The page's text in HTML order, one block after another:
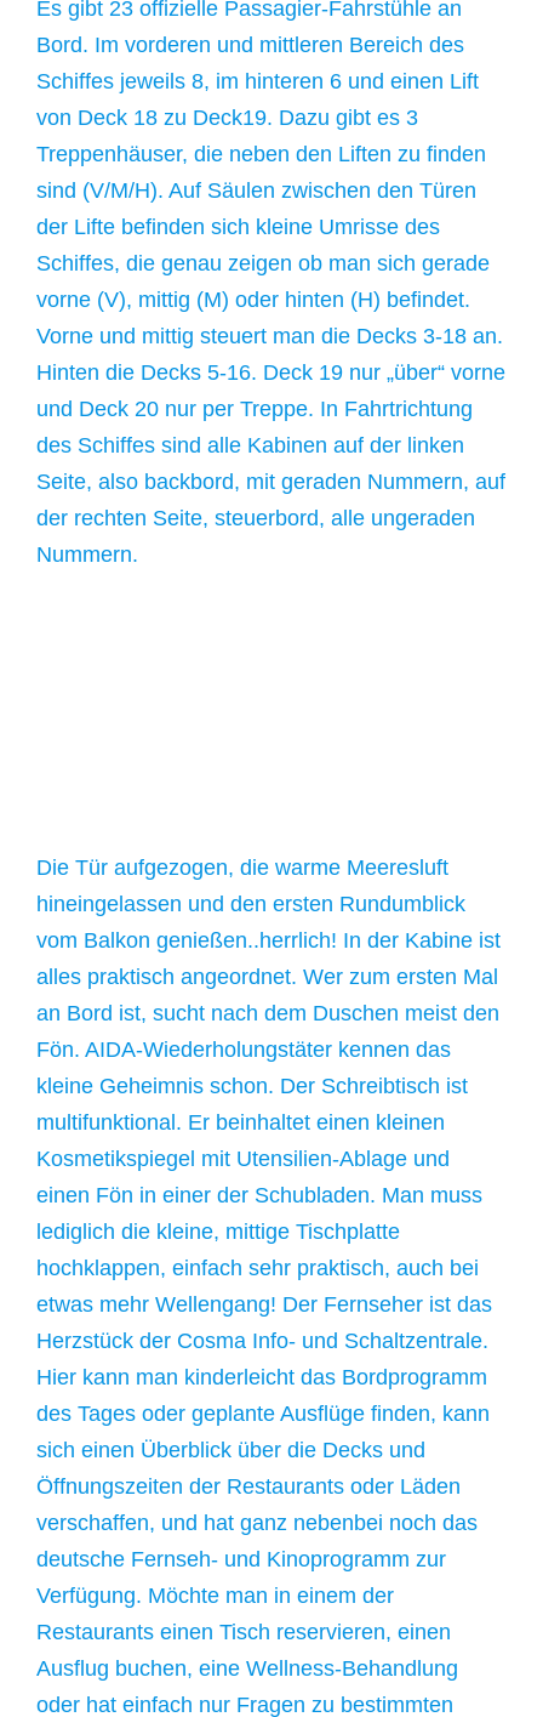
Es gibt 23 offizielle Passagier-Fahrstühle an
Bord. Im vorderen und mittleren Bereich des
Schiffes jeweils 8, im hinteren 6 und einen Lift
von Deck 18 zu Deck19. Dazu gibt es 3
Treppenhäuser, die neben den Liften zu finden
sind (V/M/H). Auf Säulen zwischen den Türen
der Lifte befinden sich kleine Umrisse des
Schiffes, die genau zeigen ob man sich gerade
vorne (V), mittig (M) oder hinten (H) befindet.
Vorne und mittig steuert man die Decks 3-18 an.
Hinten die Decks 5-16. Deck 19 nur „über“ vorne
und Deck 20 nur per Treppe. In Fahrtrichtung
des Schiffes sind alle Kabinen auf der linken
Seite, also backbord, mit geraden Nummern, auf
der rechten Seite, steuerbord, alle ungeraden
Nummern.
Die Tür aufgezogen, die warme Meeresluft
hineingelassen und den ersten Rundumblick
vom Balkon genießen..herrlich! In der Kabine ist
alles praktisch angeordnet. Wer zum ersten Mal
an Bord ist, sucht nach dem Duschen meist den
Fön. AIDA-Wiederholungstäter kennen das
kleine Geheimnis schon. Der Schreibtisch ist
multifunktional. Er beinhaltet einen kleinen
Kosmetikspiegel mit Utensilien-Ablage und
einen Fön in einer der Schubladen. Man muss
lediglich die kleine, mittige Tischplatte
hochklappen, einfach sehr praktisch, auch bei
etwas mehr Wellengang! Der Fernseher ist das
Herzstück der Cosma Info- und Schaltzentrale.
Hier kann man kinderleicht das Bordprogramm
des Tages oder geplante Ausflüge finden, kann
sich einen Überblick über die Decks und
Öffnungszeiten der Restaurants oder Läden
verschaffen, und hat ganz nebenbei noch das
deutsche Fernseh- und Kinoprogramm zur
Verfügung. Möchte man in einem der
Restaurants einen Tisch reservieren, einen
Ausflug buchen, eine Wellness-Behandlung
oder hat einfach nur Fragen zu bestimmten